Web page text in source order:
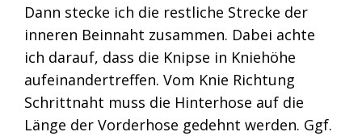
Dann stecke ich die restliche Strecke der
inneren Beinnaht zusammen. Dabei achte
ich darauf, dass die Knipse in Kniehöhe
aufeinandertreffen. Vom Knie Richtung
Schrittnaht muss die Hinterhose auf die
Länge der Vorderhose gedehnt werden. Ggf.